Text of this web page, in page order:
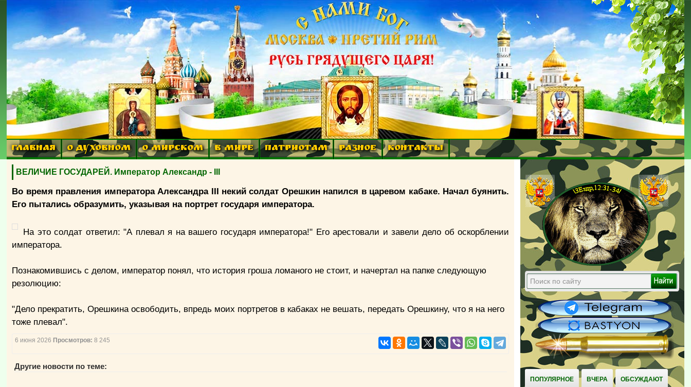
ГЛАВНАЯ О ДУХОВНОМ О МИРСКОМ В МИРЕ ПАТРИОТАМ РАЗНОЕ КОНТАКТЫ
ПОПУЛЯРНОЕ ВЧЕРА ОБСУЖДАЮТ
ВЕЛИЧИЕ ГОСУДАРЕЙ. Император Александр - III
Во время правления императора Александра III некий солдат Орешкин напился в царевом кабаке. Начал буянить.
Его пытались образумить, указывая на портрет государя императора.
На это солдат ответил: "А плевал я на вашего государя императора!" Его арестовали и завели дело об оскорблении
императора.
Познакомившись c делом, император понял, что история гроша ломаного не стоит, и начертал на папке следующую
резолюцию:
"Дело прекратить, Орешкина освободить, впредь моих портретов в кабаках не вешать, передать Орешкину, что я на него
тоже плевал".
6 июня 2026 Просмотров: 8 245
Другие новости по теме: